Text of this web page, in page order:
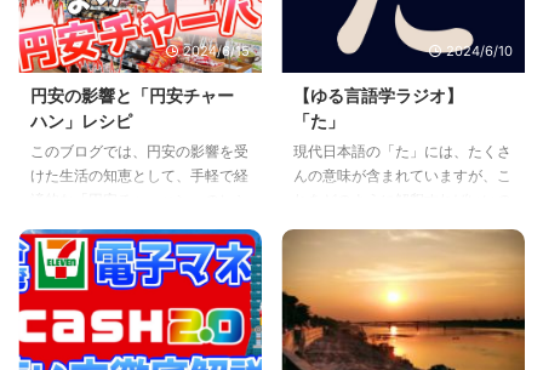
す。大きな窓から外の景色を楽し
むことができ、乗車前や通りがか
りに立ち寄って、午後のひととき
を過ごすのにぴったりです。
2024/6/15
円安の影響と「円安チャー
ハン」レシピ
このブログでは、円安の影響を受
けた生活の知恵として、手軽で経
ています。
2024/6/10
【ゆる言語学ラジオ】
「た」
現代日本語の「た」には、たくさ
んの意味が含まれていますが、こ
内容から、4人の著名な研究者の
アプローチをもとに、「た」の多
義性を徹底解説します。